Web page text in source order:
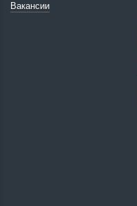
Вакансии